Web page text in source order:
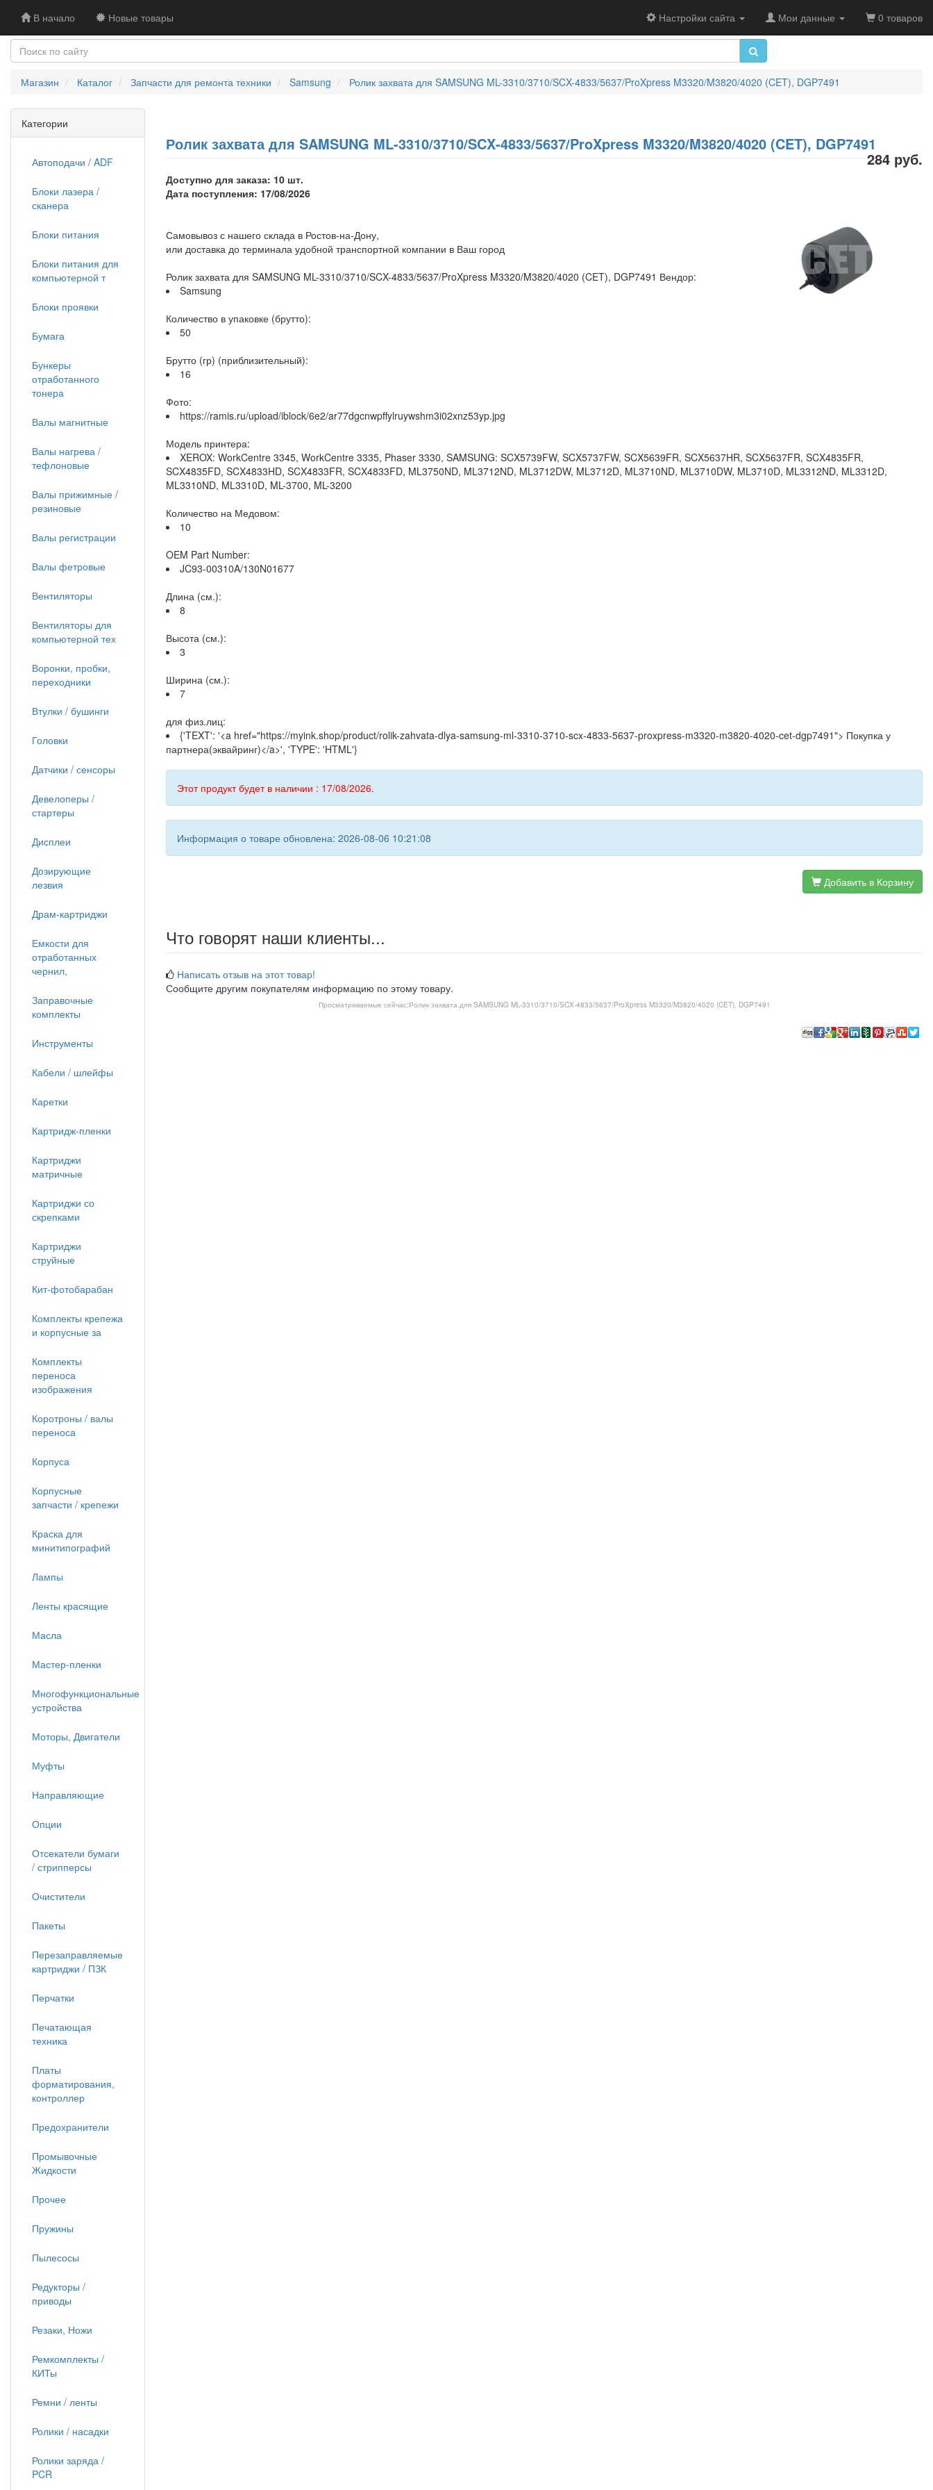
В начало Новые товары Настройки сайта Мои данные 0 товаров
Магазин Каталог Запчасти для ремонта техники Samsung Ролик захвата для SAMSUNG ML-3310/3710/SCX-4833/5637/ProXpress M3320/M3820/4020 (CET), DGP7491
Ролик захвата для SAMSUNG ML-3310/3710/SCX-4833/5637/ProXpress M3320/M3820/4020 (CET), DGP7491
284 руб.
Доступно для заказа: 10 шт.
Дата поступления: 17/08/2026
Самовывоз с нашего склада в Ростов-на-Дону,
или доставка до терминала удобной транспортной компании в Ваш город
Ролик захвата для SAMSUNG ML-3310/3710/SCX-4833/5637/ProXpress M3320/M3820/4020 (CET), DGP7491 Вендор:
Samsung
Количество в упаковке (брутто):
50
Брутто (гр) (приблизительный):
16
Фото:
https://ramis.ru/upload/iblock/6e2/ar77dgcnwpffylruywshm3i02xnz53yp.jpg
Модель принтера:
XEROX: WorkCentre 3345, WorkCentre 3335, Phaser 3330, SAMSUNG: SCX5739FW, SCX5737FW, SCX5639FR, SCX5637HR, SCX5637FR, SCX4835FR,
SCX4835FD, SCX4833HD, SCX4833FR, SCX4833FD, ML3750ND, ML3712ND, ML3712DW, ML3712D, ML3710ND, ML3710DW, ML3710D, ML3312ND, ML3312D,
ML3310ND, ML3310D, ML-3700, ML-3200
Количество на Медовом:
10
OEM Part Number:
JC93-00310A/130N01677
Длина (см.):
8
Высота (см.):
3
Ширина (см.):
7
для физ.лиц:
{'TEXT': '<a href="https://myink.shop/product/rolik-zahvata-dlya-samsung-ml-3310-3710-scx-4833-5637-proxpress-m3320-m3820-4020-cet-dgp7491"> Покупка у
партнера(эквайринг)</a>', 'TYPE': 'HTML'}
Этот продукт будет в наличии : 17/08/2026.
Информация о товаре обновлена: 2026-08-06 10:21:08
Добавить в Корзину
Что говорят наши клиенты...
Написать отзыв на этот товар!
Сообщите другим покупателям информацию по этому товару.
Просматриваемые сейчас:Ролик захвата для SAMSUNG ML-3310/3710/SCX-4833/5637/ProXpress M3320/M3820/4020 (CET), DGP7491
Категории
Автоподачи / ADF
Блоки лазера /
сканера
Блоки питания
Блоки питания для
компьютерной т
Блоки проявки
Бумага
Бункеры
отработанного
тонера
Валы магнитные
Валы нагрева /
тефлоновые
Валы прижимные /
резиновые
Валы регистрации
Валы фетровые
Вентиляторы
Вентиляторы для
компьютерной тех
Воронки, пробки,
переходники
Втулки / бушинги
Головки
Датчики / сенсоры
Девелоперы /
стартеры
Дисплеи
Дозирующие
лезвия
Драм-картриджи
Емкости для
отработанных
чернил,
Заправочные
комплекты
Инструменты
Кабели / шлейфы
Каретки
Картридж-пленки
Картриджи
матричные
Картриджи со
скрепками
Картриджи
струйные
Кит-фотобарабан
Комплекты крепежа
и корпусные за
Комплекты
переноса
изображения
Коротроны / валы
переноса
Корпуса
Корпусные
запчасти / крепежи
Краска для
минитипографий
Лампы
Ленты красящие
Масла
Мастер-пленки
Многофункциональные
устройства
Моторы, Двигатели
Муфты
Направляющие
Опции
Отсекатели бумаги
/ стрипперсы
Очистители
Пакеты
Перезаправляемые
картриджи / ПЗК
Перчатки
Печатающая
техника
Платы
форматирования,
контроллер
Предохранители
Промывочные
Жидкости
Прочее
Пружины
Пылесосы
Редукторы /
приводы
Резаки, Ножи
Ремкомплекты /
КИТы
Ремни / ленты
Ролики / насадки
Ролики заряда /
PCR